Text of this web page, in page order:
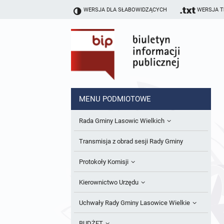
WERSJA DLA SŁABOWIDZĄCYCH WERSJA
MENU PODMIOTOWE
Rada Gminy Lasowic Wielkich
Sesje Rady Gminy
Skład Rady Gminy
Interpelacje i Zapytania Radnych
Komisje Rady Gminy i informacja o
Transmisja z obrad sesji Rady Gminy
Protokoły Komisji
Komisja Budżetu i Finansów
Komisja Oświatowa
Kierownictwo Urzędu
Wójt
Uchwały Rady Gminy Lasowice Wielkie